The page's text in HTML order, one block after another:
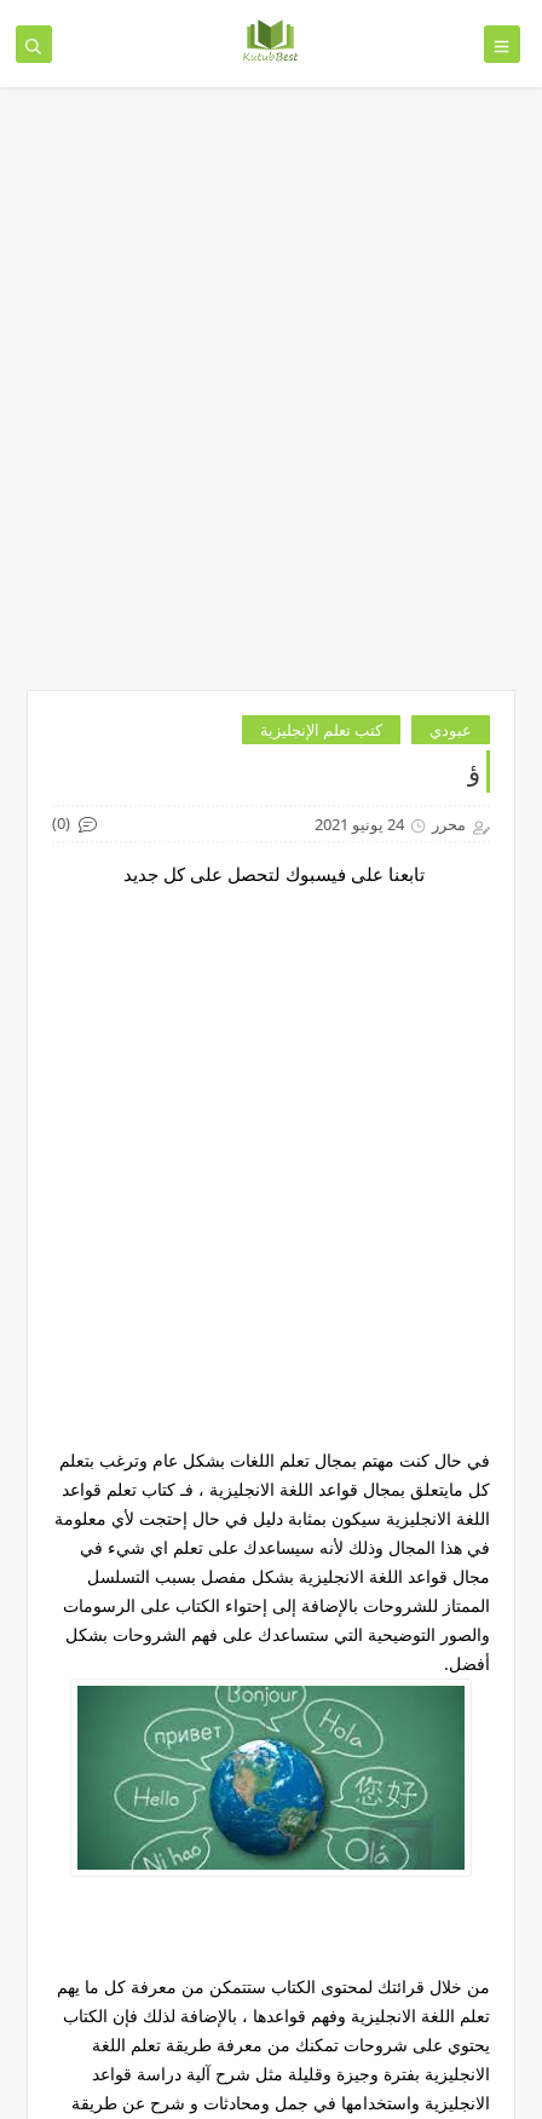
عبودي كتب تعلم الإنجليزية
ؤ
محرر 24 يونيو 2021 (0)
تابعنا على فيسبوك لتحصل على كل جديد
في حال كنت مهتم بمجال تعلم اللغات بشكل عام وترغب بتعلم
كل مايتعلق بمجال قواعد اللغة الانجليزية ، فـ كتاب تعلم قواعد
اللغة الانجليزية سيكون بمثابة دليل في حال إحتجت لأي معلومة
في هذا المجال وذلك لأنه سيساعدك على تعلم اي شيء في
مجال قواعد اللغة الانجليزية بشكل مفصل بسبب التسلسل
الممتاز للشروحات بالإضافة إلى إحتواء الكتاب على الرسومات
والصور التوضيحية التي ستساعدك على فهم الشروحات بشكل
أفضل.
من خلال قرائتك لمحتوى الكتاب ستتمكن من معرفة كل ما يهم
تعلم اللغة الانجليزية وفهم قواعدها ، بالإضافة لذلك فإن الكتاب
يحتوي على شروحات تمكنك من معرفة طريقة تعلم اللغة
الانجليزية بفترة وجيزة وقليلة مثل شرح آلية دراسة قواعد
الانجليزية واستخدامها في جمل ومحادثات و شرح عن طريقة